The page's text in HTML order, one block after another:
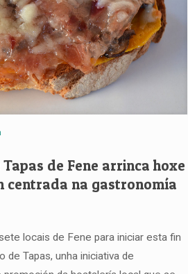
de Fene arrinca hoxe
centrada na gastronomía
locais de Fene para iniciar esta fin
de Tapas, unha iniciativa de